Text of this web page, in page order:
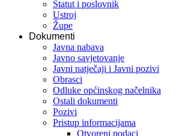
Statut i poslovnik
Ustroj
Župe
Dokumenti
Javna nabava
Javno savjetovanje
Javni natječaji i Javni pozivi
Obrasci
Odluke općinskog načelnika
Ostali dokumenti
Pozivi
Pristup informacijama
Otvoreni podaci